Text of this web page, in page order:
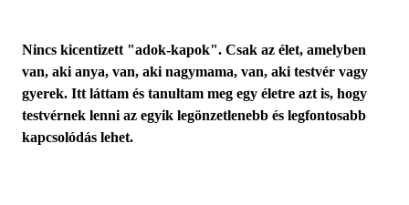
Nincs kicentizett "adok-kapok". Csak az élet, amelyben
van, aki anya, van, aki nagymama, van, aki testvér vagy
gyerek. Itt láttam és tanultam meg egy életre azt is, hogy
testvérnek lenni az egyik legönzetlenebb és legfontosabb
kapcsolódás lehet.